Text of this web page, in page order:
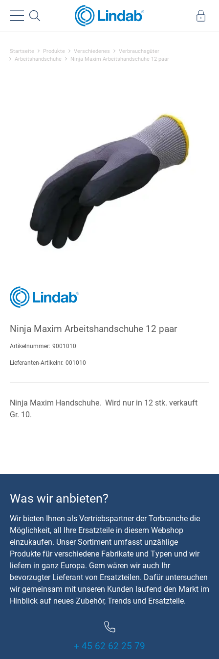
Startseite Produkte Verschiedenes
Verbrauchsgüter
Arbeitshandschuhe
Ninja Maxim Arbeitshandschuhe 12 paar
Ninja Maxim Arbeitshandschuhe 12 paar
Artikelnummer: 9001010
Lieferanten-Artikelnr. 001010
Ninja Maxim Handschuhe. Wird nur in 12 stk. verkauft
Gr. 10.
Was wir anbieten?
Wir bieten Ihnen als Vertriebspartner der Torbranche die
Möglichkeit, all Ihre Ersatzteile in diesem Webshop
einzukaufen. Unser Sortiment umfasst unzählige
Produkte für verschiedene Fabrikate und Typen und wir
liefern in ganz Europa. Gern wären wir auch Ihr
bevorzugter Lieferant von Ersatzteilen. Dafür untersuchen
wir gemeinsam mit unseren Kunden laufend den Markt im
Hinblick auf neues Zubehör, Trends und Ersatzteile.
+ 45 62 62 25 79